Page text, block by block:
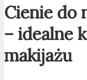
Cienie do
– idealne
makijażu